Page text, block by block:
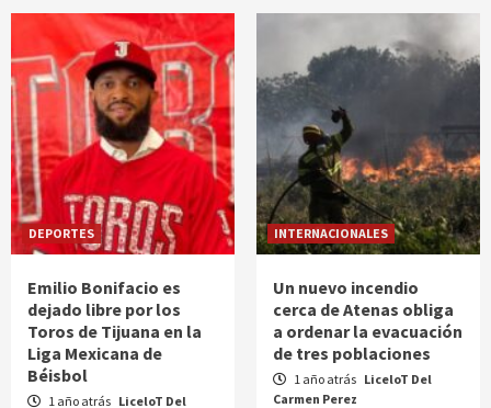
DEPORTES
Emilio Bonifacio es
dejado libre por los
Toros de Tijuana en la
Liga Mexicana de
Béisbol
1 año atrás LiceloT Del
INTERNACIONALES
Un nuevo incendio
cerca de Atenas obliga
a ordenar la evacuación
de tres poblaciones
1 año atrás LiceloT Del
Carmen Perez